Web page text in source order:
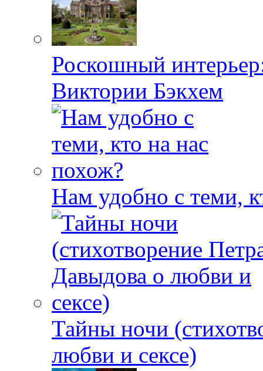
Роскошный
Виктории Бэкхем
Нам удобно с теми,
Тайны ночи
любви и сексе)